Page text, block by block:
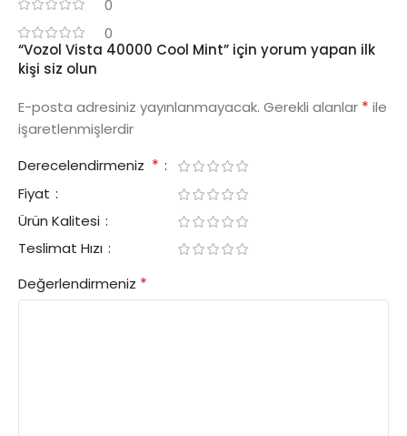
0
0
“Vozol Vista 40000 Cool Mint” için yorum yapan ilk
kişi siz olun
E-posta adresiniz yayınlanmayacak. Gerekli alanlar * ile
işaretlenmişlerdir
Derecelendirmeniz *
Fiyat
Ürün Kalitesi
Teslimat Hızı
Değerlendirmeniz *